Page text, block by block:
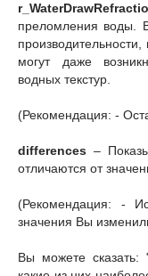
преломления воды.
могут даже
водных текстур.
(Рекомендация: -
differences –
отличаются от
(Рекомендация: -
значения Вы
Вы можете